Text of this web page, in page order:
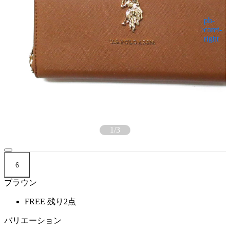
1/3
6
ブラウン
FREE 残り2点
バリエーション